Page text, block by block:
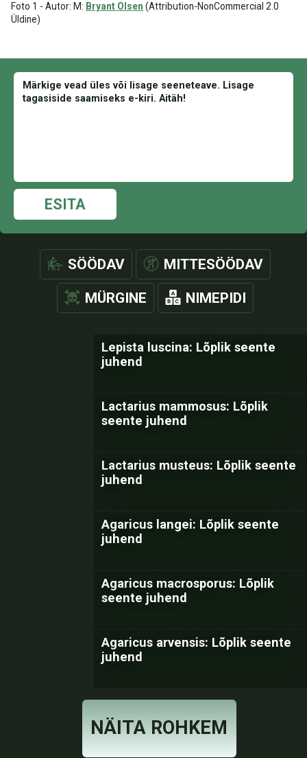
Foto 1 - Autor: M: Bryant Olsen (Attribution-NonCommercial 2.0
Üldine)
ESITA
SÖÖDAV MITTESÖÖDAV
MÜRGINE NIMEPIDI
Lepista luscina: Lõplik seente
juhend
Lactarius mammosus: Lõplik
seente juhend
Lactarius musteus: Lõplik seente
juhend
Agaricus langei: Lõplik seente
juhend
Agaricus macrosporus: Lõplik
seente juhend
Agaricus arvensis: Lõplik seente
juhend
NÄITA ROHKEM